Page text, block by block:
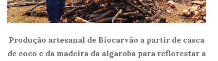
Produção artesanal de Biocarvão a partir de casca
de coco e da madeira da algaroba para reflorestar a